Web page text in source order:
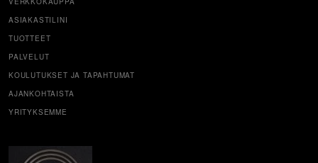
ASIAKASTILINI
TUOTTEET
PALVELUT
KOULUTUKSET JA TAPAHTUMAT
AJANKOHTAISTA
YRITYKSEMME